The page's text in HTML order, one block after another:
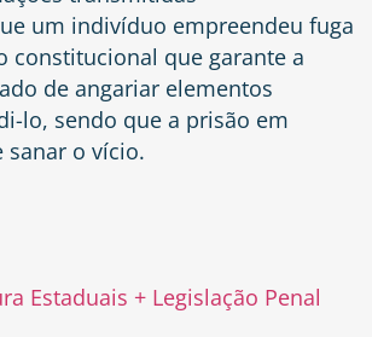
um indivíduo empreendeu fuga
constitucional que garante a
de angariar elementos
lo, sendo que a prisão em
sanar o vício.
Estaduais + Legislação Penal